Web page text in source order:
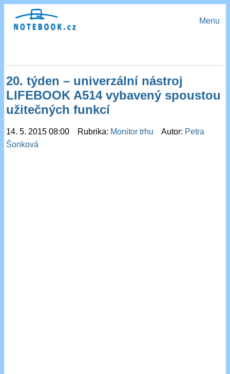
Menu
20. týden – univerzální nástroj
LIFEBOOK A514 vybavený spoustou
užitečných funkcí
14. 5. 2015 08:00 Rubrika: Monitor trhu Autor: Petra
Šonková